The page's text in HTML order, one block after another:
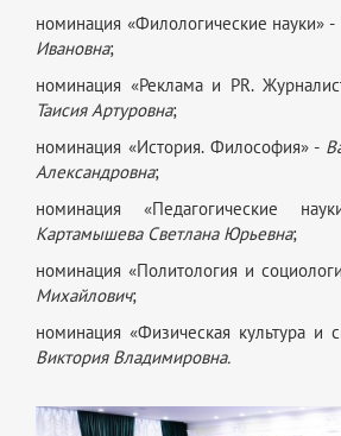
номинация «Филологические науки» -
Ивановна;
номинация «Реклама и PR.
Таисия Артуровна;
номинация «История. Философия» -
Александровна;
номинация «Педагогические
Картамышева Светлана Юрьевна;
номинация «Политология и
Михайлович;
номинация «Физическая культура и
Виктория Владимировна.